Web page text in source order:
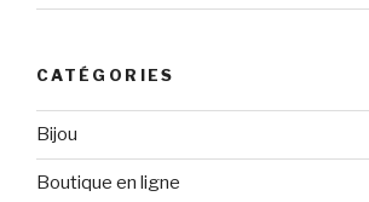
CATÉGORIES
Bijou
Boutique en ligne